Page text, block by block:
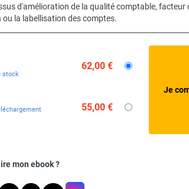
d'amélioration de la qualité comptable, facteur
la labellisation des comptes.
stock
62,00 €
55,00 €
mon ebook ?